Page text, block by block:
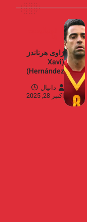
ژاوی هرناندز
(Xavi
Hernández)
دانیال
اکتبر 28, 2025